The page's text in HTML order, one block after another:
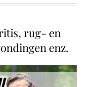
rug- en
enz.